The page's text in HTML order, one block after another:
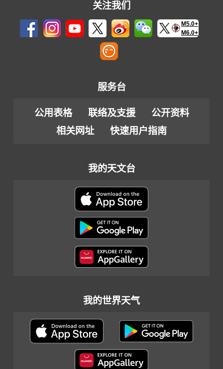
关注我们
M5.0+
M6.0+
服务台
公用表格 联络及支援
公开资料
相关网址
快速用户指南
我的天文台
我的世界天气